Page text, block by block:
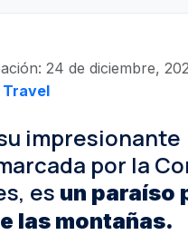
24 de diciembre,
Travel
impresionante
por la
es un paraíso
las montañas.